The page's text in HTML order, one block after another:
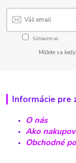
Súhlasím so
Môžete sa
Informácie pre
O nás
Ako
Obchodné